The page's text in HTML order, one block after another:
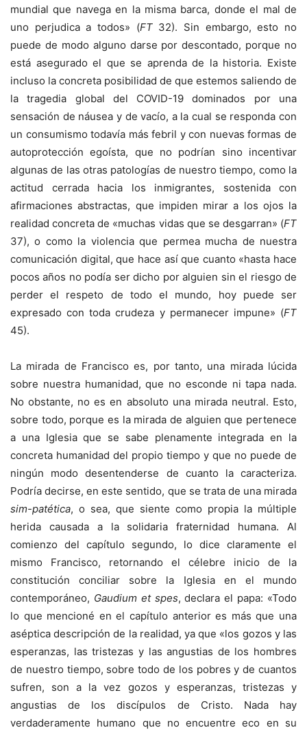
mundial que navega en la misma barca, donde el mal de
uno perjudica a todos» (FT32). Sin embargo, esto no
puede de modo alguno darse por descontado, porque no
está asegurado el que se aprenda de la historia. Existe
incluso la concreta posibilidad de que estemos saliendo de
la tragedia global del COVID-19 dominados por una
sensación de náusea y de vacío, a la cual se responda con
un consumismo todavía más febril y con nuevas formas de
autoprotección egoísta, que no podrían sino incentivar
algunas de las otras patologías de nuestro tiempo, como la
actitud cerrada hacia los inmigrantes, sostenida con
afirmaciones abstractas, que impiden mirar a los ojos la
realidad concreta de «muchas vidas que se desgarran» (FT
37), o como la violencia que permea mucha de nuestra
comunicación digital, que hace así que cuanto «hasta hace
pocos años no podía ser dicho por alguien sin el riesgo de
perder el respeto de todo el mundo, hoy puede ser
expresado con toda crudeza y permanecer impune» (FT
45).
La mirada de Francisco es, por tanto, una mirada lúcida
sobre nuestra humanidad, que no esconde ni tapa nada.
No obstante, no es en absoluto una mirada neutral. Esto,
sobre todo, porque es la mirada de alguien que pertenece
a una Iglesia que se sabe plenamente integrada en la
concreta humanidad del propio tiempo y que no puede de
ningún modo desentenderse de cuanto la caracteriza.
Podría decirse, en este sentido, que se trata de una mirada
sim-patética, o sea, que siente como propia la múltiple
herida causada a la solidaria fraternidad humana. Al
comienzo del capítulo segundo, lo dice claramente el
mismo Francisco, retornando el célebre inicio de la
constitución conciliar sobre la Iglesia en el mundo
contemporáneo, Gaudium et spes, declara el papa: «Todo
lo que mencioné en el capítulo anterior es más que una
aséptica descripción de la realidad, ya que «los gozos y las
esperanzas, las tristezas y las angustias de los hombres
de nuestro tiempo, sobre todo de los pobres y de cuantos
sufren, son a la vez gozos y esperanzas, tristezas y
angustias de los discípulos de Cristo. Nada hay
verdaderamente humano que no encuentre eco en su